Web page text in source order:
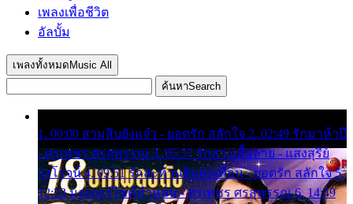
เพลงเพื่อชีวิต
อัลบั้ม
เพลงทั้งหมด Music All
ค้นหาSearch
1. 00:00 สามสิบยังแจ๋ว - ยอดรัก สลักใจ 2. 02:49 รักมาห้าปี
- ศรเพชร ศรสุพรรณ 3. 05:57 รักสาวเสื้อลาย - แสงสุรีย์
รุ่งโรจน์ 4. 09:51 รักสะท้านดินสะเทือน - ยอดรัก สลักใจ 5.
12:23 มอเตอร์ไซค์ทำหล่น - ศรเพชร ศรสุพรรณ 6. 14:49